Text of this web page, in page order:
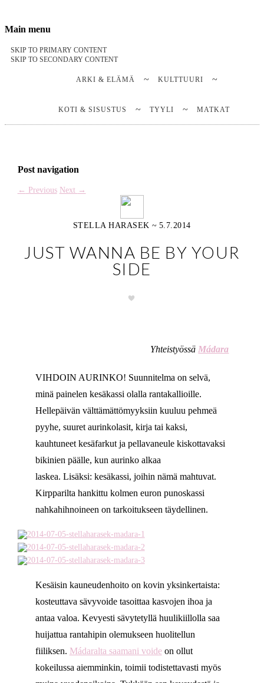
Notes on a life
Stella Harasek & Jarno Jussila
Main menu
SKIP TO PRIMARY CONTENT
SKIP TO SECONDARY CONTENT
ARKI & ELÄMÄ KULTTUURI
KOTI & SISUSTUS TYYLI MATKAT
Post navigation
← Previous Next →
STELLA HARASEK ~ 5.7.2014
JUST WANNA BE BY YOUR
SIDE
Yhteistyössä Mádara
VIHDOIN AURINKO! Suunnitelma on selvä,
minä painelen kesäkassi olalla rantakallioille.
Hellepäivän välttämättömyyksiin kuuluu pehmeä
pyyhe, suuret aurinkolasit, kirja tai kaksi,
kauhtuneet kesäfarkut ja pellavaneule kiskottavaksi
bikinien päälle, kun aurinko alkaa
laskea. Lisäksi: kesäkassi, joihin nämä mahtuvat.
Kirpparilta hankittu kolmen euron punoskassi
nahkahihnoineen on tarkoitukseen täydellinen.
Kesäisin kauneudenhoito on kovin yksinkertaista:
kosteuttava sävyvoide tasoittaa kasvojen ihoa ja
antaa valoa. Kevyesti sävytetyllä huulikiillolla saa
huijattua rantahipin olemukseen huolitellun
fiiliksen. Mádaralta saamani voideon ollut
kokeilussa aiemminkin, toimii todistettavasti myös